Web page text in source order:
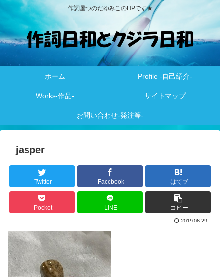
作詞屋つのだゆみこのHPです★
ホーム Profile -自己紹介-
Works-作品- サイトマップ
お問い合わせ-発注等-
jasper
Twitter Facebook はてブ
Pocket LINE コピー
2019.06.29